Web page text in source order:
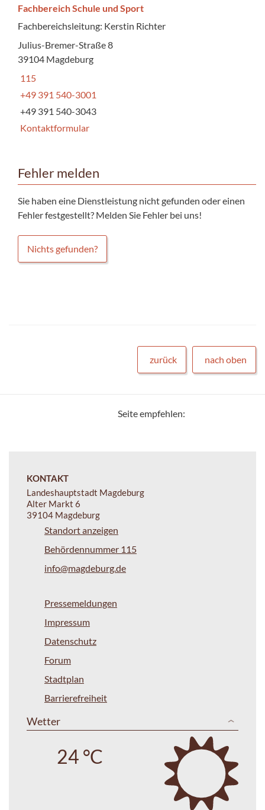
Fachbereich Schule und Sport
Fachbereichsleitung: Kerstin Richter
Julius-Bremer-Straße 8
39104 Magdeburg
115
+49 391 540-3001
+49 391 540-3043
Kontaktformular
Fehler melden
Sie haben eine Dienstleistung nicht gefunden oder einen
Fehler festgestellt? Melden Sie Fehler bei uns!
Nichts gefunden?
zurück nach oben
Seite empfehlen:
KONTAKT
Landeshauptstadt Magdeburg
Alter Markt 6
39104 Magdeburg
Standort anzeigen
Behördennummer 115
info@magdeburg.de
Pressemeldungen
Impressum
Datenschutz
Forum
Stadtplan
Barrierefreiheit
Wetter
24 °C